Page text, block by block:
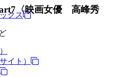
クス
イト）
〈映画女優 高峰秀